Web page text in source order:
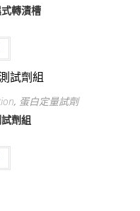
轉漬槽
, 蛋白定量試劑
劑組